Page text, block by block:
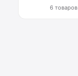
6 товаров